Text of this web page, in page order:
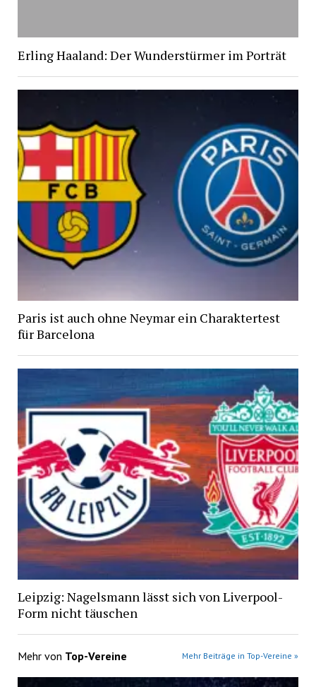
Erling Haaland: Der Wunderstürmer im Porträt
Paris ist auch ohne Neymar ein Charaktertest
für Barcelona
Leipzig: Nagelsmann lässt sich von Liverpool-
Form nicht täuschen
Mehr von Top-Vereine Mehr Beiträge in Top-Vereine »